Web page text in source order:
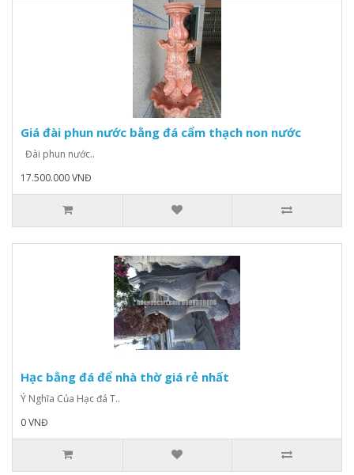
Giá đài phun nước bằng đá cẩm thạch non nước
Đài phun nước..
17.500.000 VNĐ
Hạc bằng đá để nhà thờ giá rẻ nhất
Ý Nghĩa Của Hạc đá T..
0 VNĐ